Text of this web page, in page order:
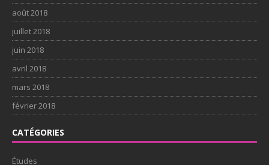
août 2018
juillet 2018
juin 2018
avril 2018
mars 2018
février 2018
CATÉGORIES
Études